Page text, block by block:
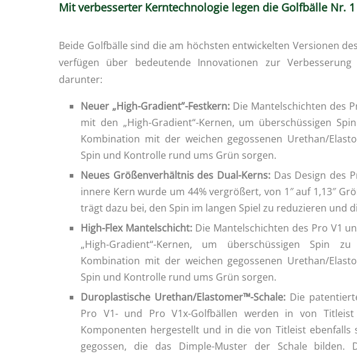
Mit verbesserter Kerntechnologie legen die Golfbälle Nr.
Beide Golfbälle sind die am höchsten entwickelten Versionen
verfügen über bedeutende Innovationen zur
darunter:
Neuer „High-Gradient”-Festkern: Die Mantelschichten des
mit den „High-Gradient“-Kernen, um überschüssigen
Kombination mit der weichen gegossenen Urethan/
Spin und Kontrolle rund ums Grün sorgen.
Neues Größenverhältnis des Dual-Kerns: Das Design des
innere Kern wurde um 44% vergrößert, von 1″ auf 1,13″
trägt dazu bei, den Spin im langen Spiel zu reduzieren und
High-Flex Mantelschicht:Die Mantelschichten des Pro V1
„High-Gradient“-Kernen, um überschüssigen Spin
Kombination mit der weichen gegossenen Urethan/
Spin und Kontrolle rund ums Grün sorgen.
Duroplastische Urethan/Elastomer™-Schale: Die
Pro V1- und Pro V1x-Golfbällen werden in von
Komponenten hergestellt und in die von Titleist ebenfalls
gegossen, die das Dimple-Muster der Schale bilden.